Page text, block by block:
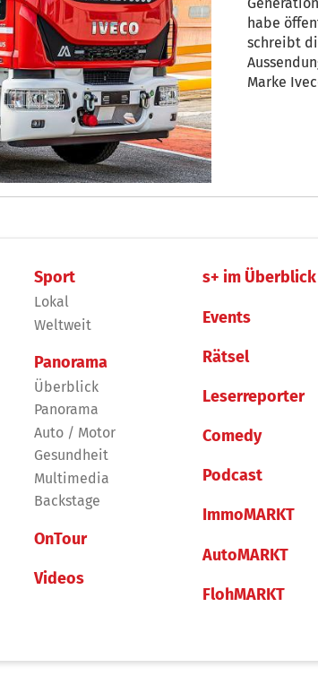
habe
schreibt
Aussendung. Die Fahrzeuge sind
Marke
Sport
Lokal
Weltweit
Panorama
Überblick
Panorama
Auto / Motor
Gesundheit
Multimedia
Backstage
OnTour
Videos
s+ im Überblick
Events
Rätsel
Leserreporter
Comedy
Podcast
ImmoMARKT
AutoMARKT
FlohMARKT